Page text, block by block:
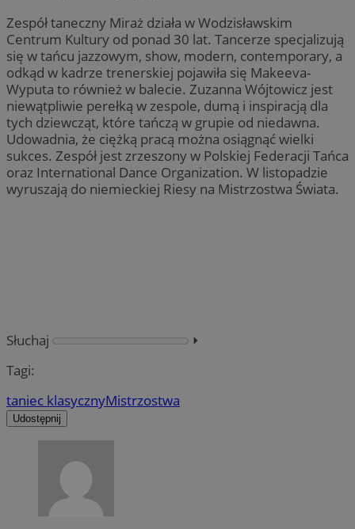
Zespół taneczny Miraż działa w Wodzisławskim
Centrum Kultury od ponad 30 lat. Tancerze specjalizują
się w tańcu jazzowym, show, modern, contemporary, a
odkąd w kadrze trenerskiej pojawiła się Makeeva-
Wyputa to również w balecie. Zuzanna Wójtowicz jest
niewątpliwie perełką w zespole, dumą i inspiracją dla
tych dziewcząt, które tańczą w grupie od niedawna.
Udowadnia, że ciężką pracą można osiągnąć wielki
sukces. Zespół jest zrzeszony w Polskiej Federacji Tańca
oraz International Dance Organization. W listopadzie
wyruszają do niemieckiej Riesy na Mistrzostwa Świata.
Słuchaj
⏵︎
Tagi:
taniec klasycznyMistrzostwa
Udostępnij